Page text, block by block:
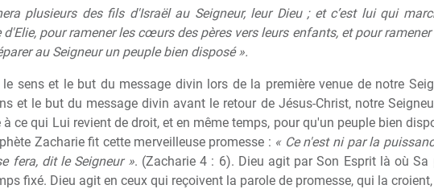
plusieurs des fils d'Israël au Seigneur, leur Dieu ; et c’est lui qui
d'Elie, pour ramener les cœurs des pères vers leurs enfants, et pour
au Seigneur un peuple bien disposé ».
le sens et le but du message divin lors de la première venue de notre
et le but du message divin avant le retour de Jésus-Christ, notre
à ce qui Lui revient de droit, et en même temps, pour qu'un peuple bien
Zacharie fit cette merveilleuse promesse : « Ce n'est ni par la
fera, dit le Seigneur ». (Zacharie 4 : 6). Dieu agit par Son Esprit là où
fixé. Dieu agit en ceux qui reçoivent la parole de promesse, qui la